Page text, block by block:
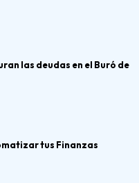
las deudas en el Buró de
tus Finanzas